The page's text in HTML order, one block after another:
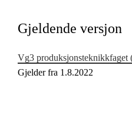
Grunnleggende ferdigheter
Gjeldende versjon
Vg3 produksjonsteknikkfaget
Gjelder fra 1.8.2022